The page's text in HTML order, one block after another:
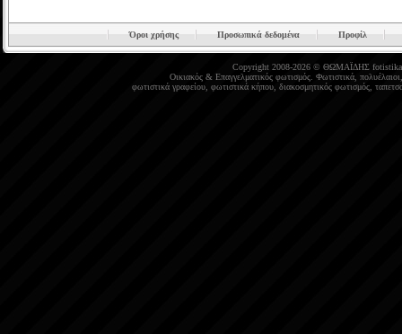
Όροι χρήσης Προσωπικά δεδομένα Προφίλ
Copyright 2008-2026 © ΘΩΜΑΪΔΗΣ
Οικιακός& Επαγγελματικός φωτισμός. Φωτιστικά, πολυέλαιοι
φωτιστικά γραφείου, φωτιστικά κήπου, διακοσμητικός φωτισμός,